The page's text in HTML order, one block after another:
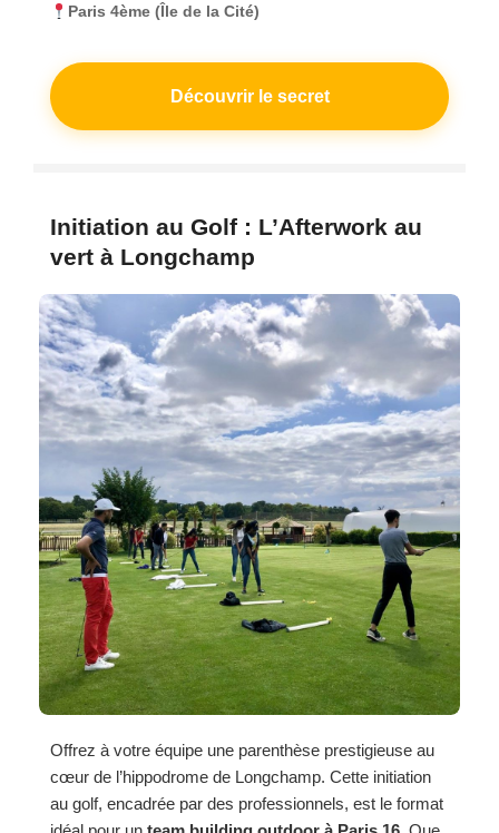
Paris 4ème (Île de la Cité)
Découvrir le secret
Initiation au Golf : L’Afterwork au
vert à Longchamp
Offrez à votre équipe une parenthèse prestigieuse au
cœur de l’hippodrome de Longchamp. Cette initiation
au golf, encadrée par des professionnels, est le format